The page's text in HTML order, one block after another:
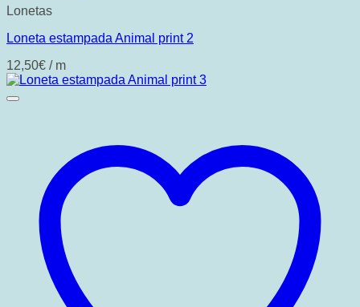
Lonetas
Loneta estampada Animal print 2
12,50€ / m